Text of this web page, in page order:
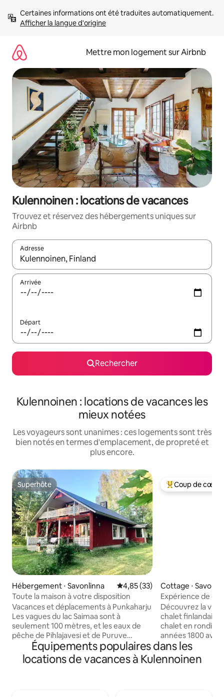
directement
Afficher la langue d'origine
Mettre mon logement sur Airbnb
Kulennoinen : locations de vacances
Trouvez et réservez des hébergements uniques sur
Airbnb
Adresse
Lorsque les résultats s'affichent, utilisez les flèches vers le
Arrivée
Départ
Rechercher
Kulennoinen : locations de vacances les
mieux notées
Les voyageurs sont unanimes : ces logements sont très
bien notés en termes d'emplacement, de propreté et
plus encore.
Superhôte
Superhôte
Hébergement ⋅ Savonlinna Évaluation moyenne sur la
4,85 (33)
Toute la maison à votre disposition
Vacances et déplacements à Punkaharju
Les vagues du lac Saimaa sont à
seulement 100 mètres, et les eaux de
pêche de Pihlajavesi et de Puruve
attendent les amateurs. Les plages de
sable de la région, le Musée de la forêt,
l'espace pour animaux de compagnie et
Coups de cœur
Coup de cœur
Cottage ⋅
Expérience de
authentique au
Découvrez la vie
chalet finlandais
chalet en rondins
années 1800
la main. Il est
magnifique lac,
fantastiques. Ici,
Équipements populaires dans les
locations de vacances à Kulennoinen